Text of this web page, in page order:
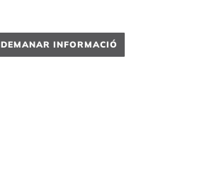
DEMANAR INFORMACIÓ